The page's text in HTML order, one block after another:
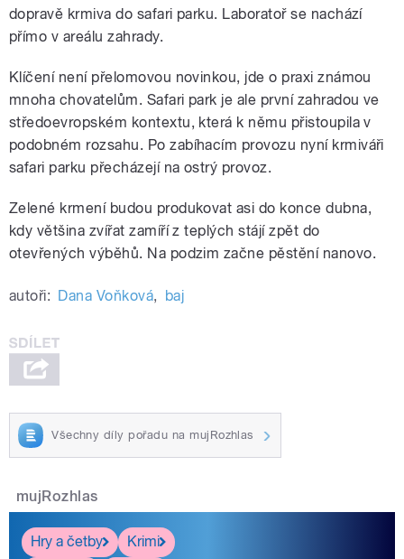
dopravě krmiva do safari parku. Laboratoř se nachází
přímo v areálu zahrady.
Klíčení není přelomovou novinkou, jde o praxi známou
mnoha chovatelům. Safari park je ale první zahradou ve
středoevropském kontextu, která k němu přistoupila v
podobném rozsahu. Po zabíhacím provozu nyní krmiváři
safari parku přecházejí na ostrý provoz.
Zelené krmení budou produkovat asi do konce dubna,
kdy většina zvířat zamíří z teplých stájí zpět do
otevřených výběhů. Na podzim začne pěstění nanovo.
autoři: Dana Voňková, baj
Všechny díly pořadu na mujRozhlas
mujRozhlas
Hry a četby
Krimi